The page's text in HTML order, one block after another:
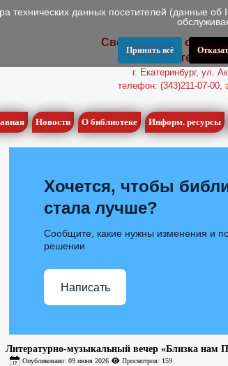
Свердловская
библиотека
г. Екатеринбург, ул.
телефон: (343)211-07-00,
Новости О библиотеке Информ. ресурсы
Хочется, чтобы
стала лучше?
Сообщите, какие нужны изменения и
решении
Написать
Литературно-музыкальный вечер «Близка нам
Опубликовано: 09 июня 2026 Просмотров: 159
технических данных посетителей (данные
Принять всё